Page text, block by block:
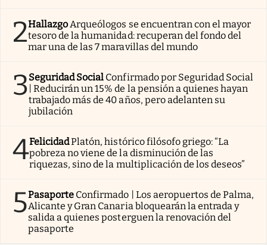
2Hallazgo Arqueólogos se encuentran con el mayor
tesoro de la humanidad: recuperan del fondo del
mar una de las 7 maravillas del mundo
3Seguridad Social Confirmado por Seguridad Social
| Reducirán un 15% de la pensión a quienes hayan
trabajado más de 40 años, pero adelanten su
jubilación
4FelicidadPlatón, histórico filósofo griego: “La
pobreza no viene de la disminución de las
riquezas, sino de la multiplicación de los deseos”
5Pasaporte Confirmado | Los aeropuertos de Palma,
Alicante y Gran Canaria bloquearán la entrada y
salida a quienes posterguen la renovación del
pasaporte